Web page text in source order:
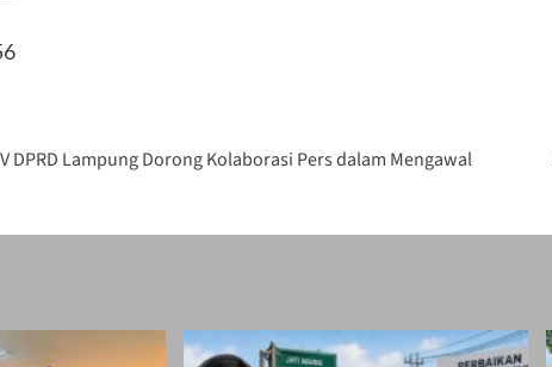
DPRD Lampung Dorong Kolaborasi Pers dalam Mengawal